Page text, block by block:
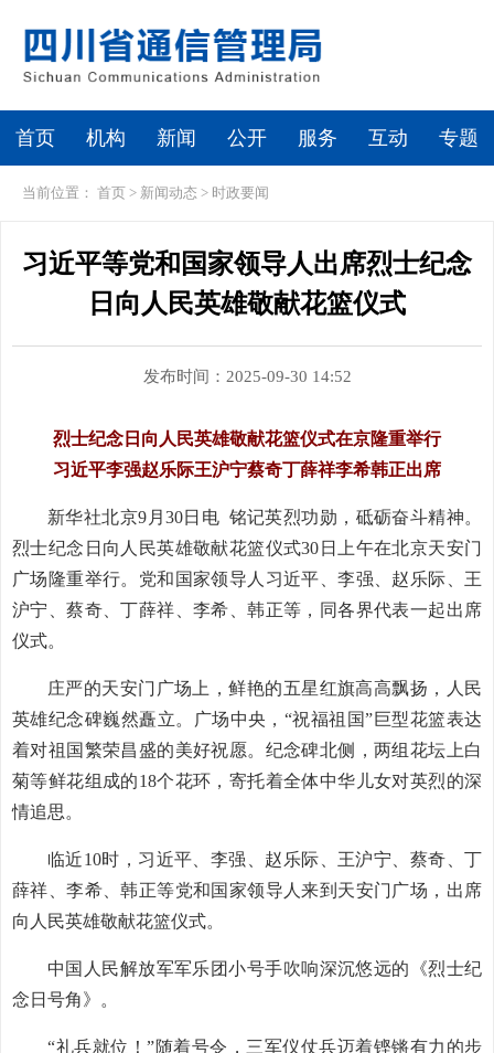
首页 机构 新闻 公开 服务 互动 专题
当前位置： 首页 > 新闻动态 > 时政要闻
习近平等党和国家领导人出席烈士纪念
日向人民英雄敬献花篮仪式
发布时间：2025-09-30 14:52
烈士纪念日向人民英雄敬献花篮仪式在京隆重举行
习近平李强赵乐际王沪宁蔡奇丁薛祥李希韩正出席
新华社北京9月30日电 铭记英烈功勋，砥砺奋斗精神。
烈士纪念日向人民英雄敬献花篮仪式30日上午在北京天安门
广场隆重举行。党和国家领导人习近平、李强、赵乐际、王
沪宁、蔡奇、丁薛祥、李希、韩正等，同各界代表一起出席
仪式。
庄严的天安门广场上，鲜艳的五星红旗高高飘扬，人民
英雄纪念碑巍然矗立。广场中央，“祝福祖国”巨型花篮表达
着对祖国繁荣昌盛的美好祝愿。纪念碑北侧，两组花坛上白
菊等鲜花组成的18个花环，寄托着全体中华儿女对英烈的深
情追思。
临近10时，习近平、李强、赵乐际、王沪宁、蔡奇、丁
薛祥、李希、韩正等党和国家领导人来到天安门广场，出席
向人民英雄敬献花篮仪式。
中国人民解放军军乐团小号手吹响深沉悠远的《烈士纪
念日号角》。
“礼兵就位！”随着号令，三军仪仗兵迈着铿锵有力的步